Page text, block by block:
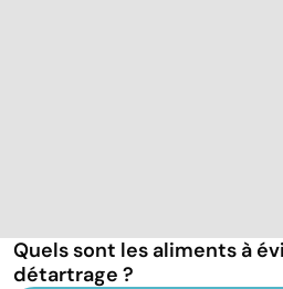
Quels sont les aliments à
détartrage ?